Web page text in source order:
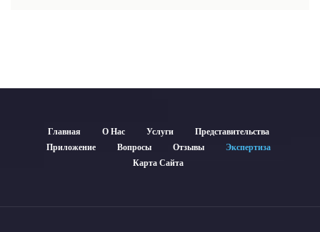
Главная О Нас Услуги
Представительства
Приложение
Вопросы Отзывы
Экспертиза
Карта Сайта